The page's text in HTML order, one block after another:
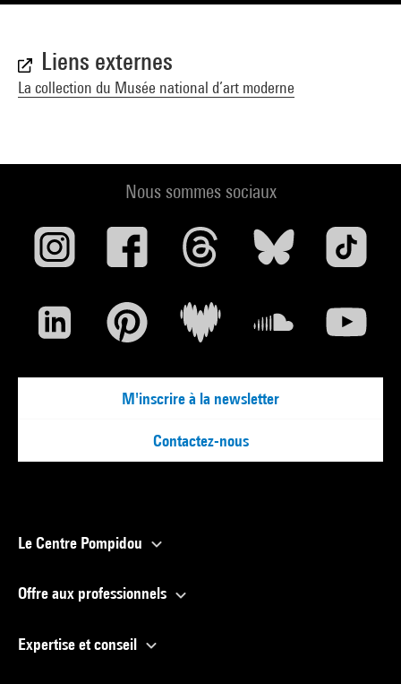
Liens externes
La collection du Musée national d’art moderne
Nous sommes sociaux
M'inscrire à la newsletter
Contactez-nous
Le Centre Pompidou
Offre aux professionnels
Expertise et conseil